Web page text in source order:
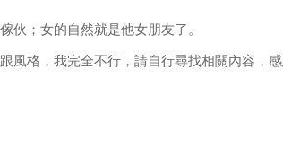
伙；女的自然就是他女朋友了。
風格，我完全不行，請自行尋找相關內容，